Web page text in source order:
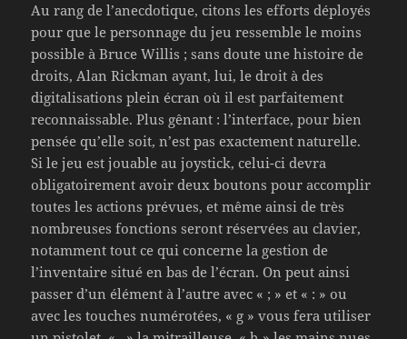
Au rang de l’anecdotique, citons les efforts déployés
pour que le personnage du jeu ressemble le moins
possible à Bruce Willis ; sans doute une histoire de
droits, Alan Rickman ayant, lui, le droit à des
digitalisations plein écran où il est parfaitement
reconnaissable. Plus gênant : l’interface, pour bien
pensée qu’elle soit, n’est pas exactement naturelle.
Si le jeu est jouable au joystick, celui-ci devra
obligatoirement avoir deux boutons pour accomplir
toutes les actions prévues, et même ainsi de très
nombreuses fonctions seront réservées au clavier,
notamment tout ce qui concerne la gestion de
l’inventaire situé en bas de l’écran. On peut ainsi
passer d’un élément à l’autre avec « ; » et « : » ou
avec les touches numérotées, « g » vous fera utiliser